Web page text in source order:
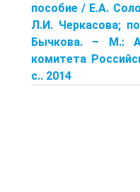
пособие / Е.А.
Л.И. Черкасова;
Бычкова. – М.:
комитета
с.. 2014